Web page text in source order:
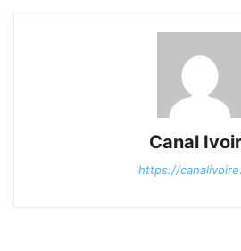
Canal
https://